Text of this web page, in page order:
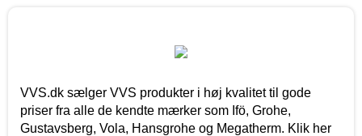
VVS.dk sælger VVS produkter i høj kvalitet til gode
priser fra alle de kendte mærker som Ifö, Grohe,
Gustavsberg, Vola, Hansgrohe og Megatherm. Klik her